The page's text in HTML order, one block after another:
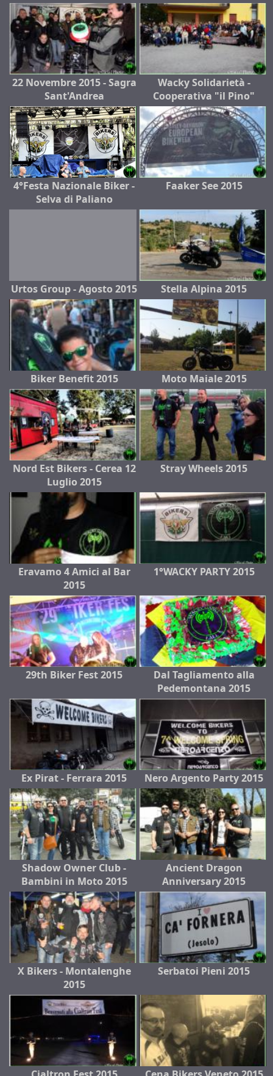
22 Novembre 2015 - Sagra
Sant'Andrea
Wacky Solidarietà -
Cooperativa "il Pino"
4°Festa Nazionale Biker -
Selva di Paliano
Faaker See 2015
Urtos Group - Agosto 2015 Stella Alpina 2015
Biker Benefit 2015 Moto Maiale 2015
Nord Est Bikers - Cerea 12
Luglio 2015
Stray Wheels 2015
Eravamo 4 Amici al Bar
2015
1°WACKY PARTY 2015
29th Biker Fest 2015
Dal Tagliamento alla
Pedemontana 2015
Ex Pirat - Ferrara 2015 Nero Argento Party 2015
Shadow Owner Club -
Bambini in Moto 2015
Ancient Dragon
Anniversary 2015
X Bikers - Montalenghe
2015
Serbatoi Pieni 2015